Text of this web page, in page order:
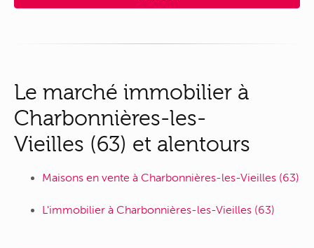
Le marché immobilier à
Charbonnières-les-
Vieilles (63) et alentours
Maisons en vente à Charbonnières-les-Vieilles (63)
L'immobilier à Charbonnières-les-Vieilles (63)